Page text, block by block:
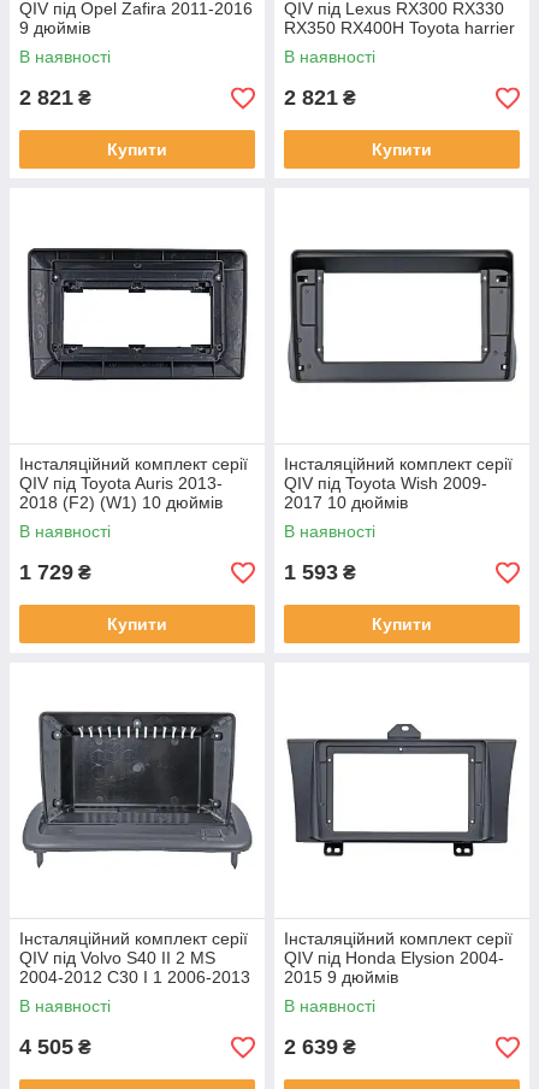
QIV під Opel Zafira 2011-2016
9 дюймів
В наявності
2 821 ₴
Купити
QIV під Lexus RX300 RX330
RX350 RX400H Toyota harrier
2003-2009 (F2) 10 дюймів
В наявності
2 821 ₴
Купити
Інсталяційний комплект серії
QIV під Toyota Auris 2013-
2018 (F2) (W1) 10 дюймів
В наявності
1 729 ₴
Купити
Інсталяційний комплект серії
QIV під Toyota Wish 2009-
2017 10 дюймів
В наявності
1 593 ₴
Купити
Інсталяційний комплект серії
QIV під Volvo S40 II 2 MS
2004-2012 C30 I 1 2006-2013
C70 II 2 2005-2013 (W1) 9
В наявності
4 505 ₴
Інсталяційний комплект серії
QIV під Honda Elysion 2004-
2015 9 дюймів
В наявності
2 639 ₴